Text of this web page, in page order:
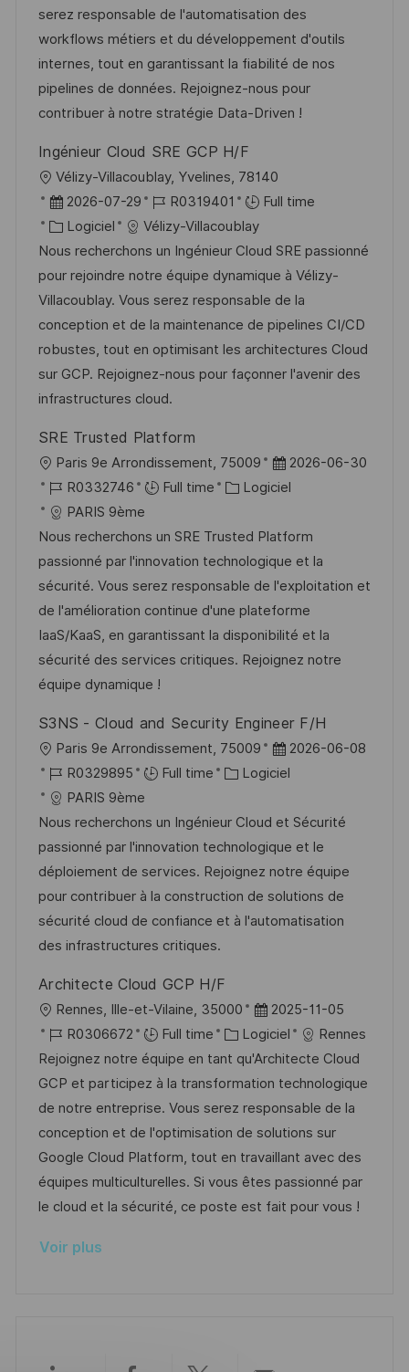
i
s
a
t
i
n
’
a
f
f
i
a
g
r
e
n
c
e
u
p
o
s
t
e
g
o
r
i
e
serez responsable de l'automatisation des
workflows métiers et du développement d'outils
internes, tout en garantissant la fiabilité de nos
pipelines de données. Rejoignez-nous pour
contribuer à notre stratégie Data-Driven !
Ingénieur Cloud SRE GCP H/F
o
c
a
l
i
s
a
t
i
n
Vélizy-Villacoublay, Yvelines, 78140
D
a
t
e
d
’
a
f
f
c
h
a
g
e
2026-07-29
R
é
f
é
r
e
n
c
e
u
p
o
t
e
R0319401
Full time
C
a
t
é
g
o
r
i
Logiciel
Vélizy-Villacoublay
Nous recherchons un Ingénieur Cloud SRE passionné
pour rejoindre notre équipe dynamique à Vélizy-
Villacoublay. Vous serez responsable de la
conception et de la maintenance de pipelines CI/CD
robustes, tout en optimisant les architectures Cloud
sur GCP. Rejoignez-nous pour façonner l'avenir des
infrastructures cloud.
SRE Trusted Platform
o
c
a
l
i
s
a
t
i
n
Paris 9e Arrondissement, 75009
D
a
e
d
a
f
f
h
a
g
2026-06-30
R
é
f
é
r
e
n
c
e
u
p
o
s
t
e
R0332746 Full time
C
t
é
g
o
r
i
Logiciel
PARIS 9ème
Nous recherchons un SRE Trusted Platform
passionné par l'innovation technologique et la
sécurité. Vous serez responsable de l'exploitation et
de l'amélioration continue d'une plateforme
IaaS/KaaS, en garantissant la disponibilité et la
sécurité des services critiques. Rejoignez notre
équipe dynamique !
S3NS - Cloud and Security Engineer F/H
o
c
a
l
i
s
a
t
o
n
Paris 9e Arrondissement, 75009
D
a
e
d
’
a
f
h
a
g
e
2026-06-08
R
é
f
é
r
e
n
c
d
u
p
o
s
t
e
R0329895 Full time
C
t
é
g
o
r
Logiciel
PARIS 9ème
Nous recherchons un Ingénieur Cloud et Sécurité
passionné par l'innovation technologique et le
déploiement de services. Rejoignez notre équipe
pour contribuer à la construction de solutions de
sécurité cloud de confiance et à l'automatisation
des infrastructures critiques.
Architecte Cloud GCP H/F
o
c
a
l
i
s
a
t
o
Rennes, Ille-et-Vilaine, 35000
D
a
t
e
d
a
f
f
2025-11-05
R
é
f
é
r
e
n
c
d
R0306672 Full time
C
a
t
é
g
o
r
i
Logiciel
Rennes
Rejoignez notre équipe en tant qu'Architecte Cloud
GCP et participez à la transformation technologique
de notre entreprise. Vous serez responsable de la
conception et de l'optimisation de solutions sur
Google Cloud Platform, tout en travaillant avec des
équipes multiculturelles. Si vous êtes passionné par
le cloud et la sécurité, ce poste est fait pour vous !
Voir plus